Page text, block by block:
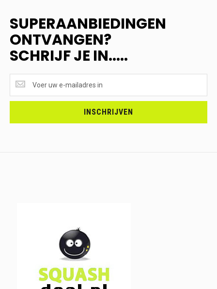
SUPERAANBIEDINGEN
ONTVANGEN?
SCHRIJF JE IN.....
ONTVANGEN?
<br>SCHRIJF
INSCHRIJVEN